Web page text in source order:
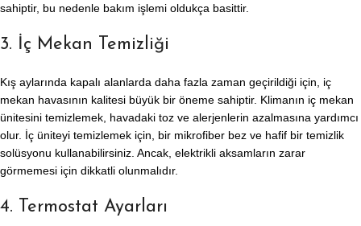
sahiptir, bu nedenle bakım işlemi oldukça basittir.
3. İç Mekan Temizliği
Kış aylarında kapalı alanlarda daha fazla zaman geçirildiği için, iç
mekan havasının kalitesi büyük bir öneme sahiptir. Klimanın iç mekan
ünitesini temizlemek, havadaki toz ve alerjenlerin azalmasına yardımcı
olur. İç üniteyi temizlemek için, bir mikrofiber bez ve hafif bir temizlik
solüsyonu kullanabilirsiniz. Ancak, elektrikli aksamların zarar
görmemesi için dikkatli olunmalıdır.
4. Termostat Ayarları